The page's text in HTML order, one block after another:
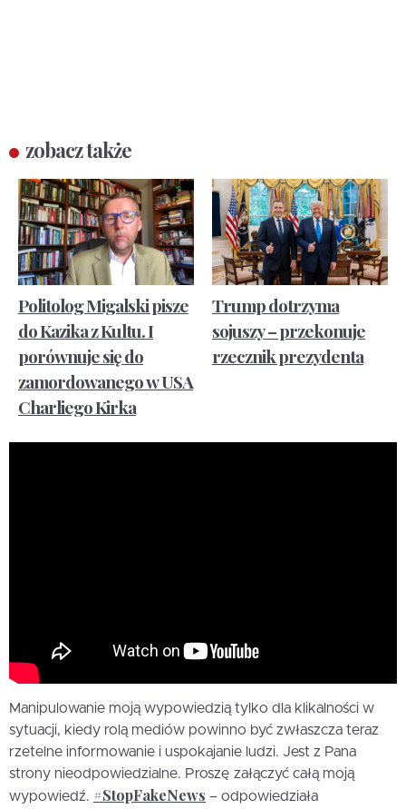
zobacz także
Politolog Migalski pisze
do Kazika z Kultu. I
porównuje się do
zamordowanego w USA
Charliego Kirka
Trump dotrzyma
sojuszy – przekonuje
rzecznik prezydenta
Manipulowanie moją wypowiedzią tylko dla klikalności w
sytuacji, kiedy rolą mediów powinno być zwłaszcza teraz
rzetelne informowanie i uspokajanie ludzi. Jest z Pana
strony nieodpowiedzialne. Proszę załączyć całą moją
wypowiedź. #StopFakeNews – odpowiedziała